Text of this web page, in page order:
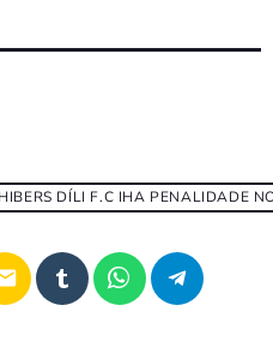
DÍLI F.C IHA PENALIDADE